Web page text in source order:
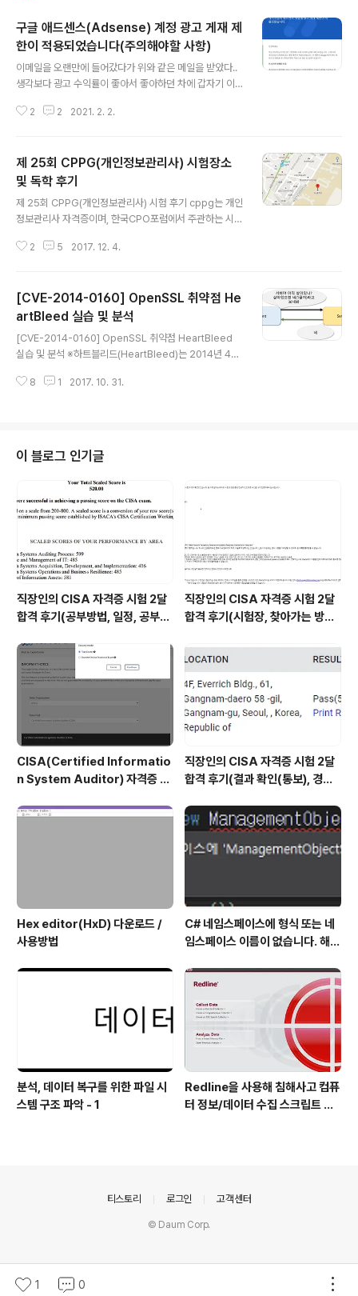
구글 애드센스(Adsense) 계정 광고 게재 제
한이 적용되었습니다(주의해야할 사항)
이메일을 오랜만에 들어갔다가 위와 같은 메일을 받았다..
생각보다 광고 수익률이 좋아서 좋아하던 차에 갑자기 이
해진 이유 중에 내가 했던 내용이 있다..ㅎㅎ..ㅋㅋ..ㅈㅅ..!!
지 정지당할거 같아서 IP다르게 접근하거나, 다른 환경에
서 접근하고 그랬는데 그걸 귀신 같이 잡아냈다. 앞으로는
안해야겠다. 혹시나 구글 애드센스 달아놓고 수익을 위해
블로그 주인이 클릭하는 일은 없도록 하자. 구글은 귀신같
이 찾아내니까 정말 치밀치밀치밀하게 할거 아니면 그냥
냅두자,.,., 애드센스 수익이 내 주식마냥 떨어지네..ㅠㅠ 애
2 2 2021. 2. 2.
제 25회 CPPG(개인정보관리사) 시험장소
및 독학 후기
제 25회 CPPG(개인정보관리사) 시험 후기 cppg는 개인
정보관리사 자격증이며, 한국CPO포럼에서 주관하는 시험
고 왔습니다. 시험이 오후에 치뤄져서 조금 일찍 가서 공부
2번 출구로 나오시면 앞에 카페있는데, 오르막길 올라 가
시면 학교 입구 근처에이디야외 카페 1개가 더 있습니다.
여기서 직전까지 공부하다가 들어가셔도 되겠습니다.시험
을 치기전 보안서약서 같이 서약을 하는 내용이 있어서 그
런지 시험에 대한 정보가 다른 자격증보다찾기가 어려웠습
니다. 그래서 처음에 공부 방향을 잡기가 힘들었습니다.개
2 5 2017. 12. 4.
[CVE-2014-0160] OpenSSL 취약점 He
artBleed 실습 및 분석
[CVE-2014-0160] OpenSSL 취약점 HeartBleed
실습 및 분석 ※하트블리드(HeartBleed)는 2014년 4월
소프트웨어 버그이다. 발표에 따르면, 인증 기관에서 인증
TLS와 SSL의 오픈 소스 구현판이다. C언어로 작성되어
있는 중심 라이브러리 안에는, 기본적인 암호화 기능 및 여
러 유틸리티 함수들이 구현되어있다. 거의 모든 버전의 유
닉스 계열 운영체제 및 OpenVMS, 윈도우에서 사용할 수
있다.하트블리드(HeartBleed)가 발생하는 부분..
8 1 2017. 10. 31.
이 블로그 인기글
직장인의 CISA 자격증 시험 2달
합격 후기(공부방법, 일정, 공부시
직장인의 CISA 자격증 시험 2달
합격 후기(시험장, 찾아가는 방법,
CISA(Certified Informatio
n System Auditor) 자격증 시
험 일정 확인(23년)
직장인의 CISA 자격증 시험 2달
합격 후기(결과 확인(통보), 경력
Hex editor(HxD) 다운로드 /
사용방법
C# 네임스페이스에 형식 또는 네
임스페이스 이름이 없습니다. 해결
분석, 데이터 복구를 위한 파일 시
스템 구조 파악 - 1
Redline을 사용해 침해사고 컴퓨
터 정보/데이터 수집 스크립트 작
1 0
티스토리 로그인 고객센터
© Daum Corp.